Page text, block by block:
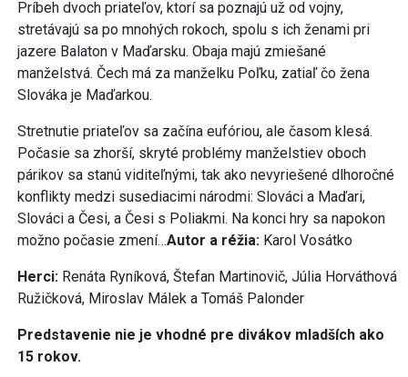
Príbeh dvoch priateľov, ktorí sa poznajú už od vojny,
stretávajú sa po mnohých rokoch, spolu s ich ženami pri
jazere Balaton v Maďarsku. Obaja majú zmiešané
manželstvá. Čech má za manželku Poľku, zatiaľ čo žena
Slováka je Maďarkou.
Stretnutie priateľov sa začína eufóriou, ale časom klesá.
Počasie sa zhorší, skryté problémy manželstiev oboch
párikov sa stanú viditeľnými, tak ako nevyriešené dlhoročné
konflikty medzi susediacimi národmi: Slováci a Maďari,
Slováci a Česi, a Česi s Poliakmi. Na konci hry sa napokon
možno počasie zmení…Autor a réžia: Karol Vosátko
Herci: Renáta Ryníková, Štefan Martinovič, Júlia Horváthová
Ružičková, Miroslav Málek a Tomáš Palonder
Predstavenie nie je vhodné pre divákov mladších ako
15 rokov.